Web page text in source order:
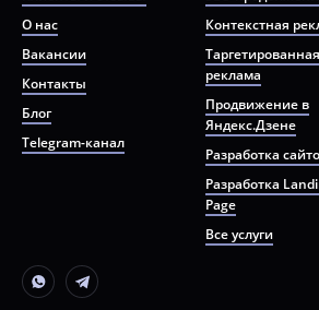
О нас
Вакансии
Контакты
Блог
Telegram-канал
Контекстная
Таргетированная
реклама
Продвижение в
Яндекс.Дзене
Разработка
Разработка
Page
Все услуги